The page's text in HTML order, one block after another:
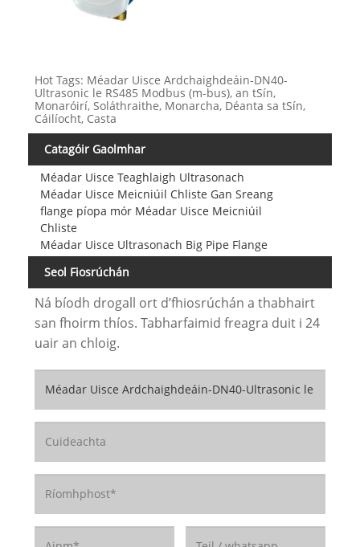
Hot Tags: Méadar Uisce Ardchaighdeáin-DN40-
Ultrasonic le RS485 Modbus (m-bus), an tSín,
Monaróirí, Soláthraithe, Monarcha, Déanta sa tSín,
Cáilíocht, Casta
Catagóir Gaolmhar
Méadar Uisce Teaghlaigh Ultrasonach
Méadar Uisce Meicniúil Chliste Gan Sreang
flange píopa mór Méadar Uisce Meicniúil
Chliste
Méadar Uisce Ultrasonach Big Pipe Flange
Seol Fiosrúchán
Ná bíodh drogall ort d’fhiosrúchán a thabhairt
san fhoirm thíos. Tabharfaimid freagra duit i 24
uair an chloig.